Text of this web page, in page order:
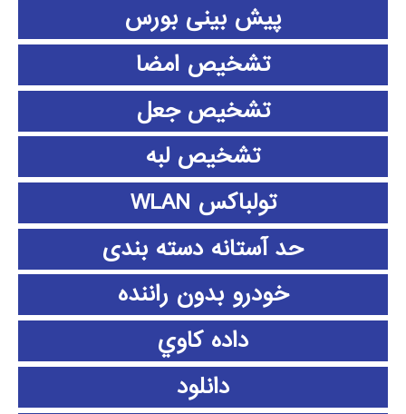
پیش بینی بورس
تشخیص امضا
تشخیص جعل
تشخیص لبه
تولباکس WLAN
حد آستانه دسته بندی
خودرو بدون راننده
داده كاوي
دانلود